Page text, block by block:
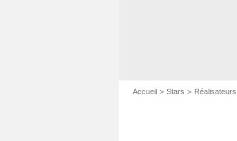
Accueil Stars Réalisateurs